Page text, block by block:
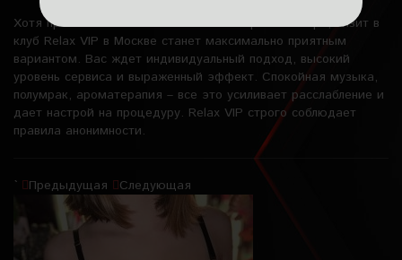
Хотя практика может использоваться просто в паре, визит в
клуб Relax VIP в Москве станет максимально приятным
вариантом. Вас ждет индивидуальный подход, высокий
уровень сервиса и выраженный эффект. Спокойная музыка,
полумрак, ароматерапия – все это усиливает расслабление и
дает настрой на процедуру. Relax VIP строго соблюдает
правила анонимности.
` Предыдущая Следующая